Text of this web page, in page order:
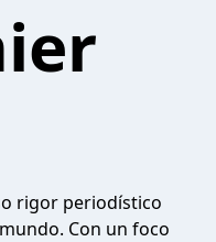
rigor periodístico
Con un foco